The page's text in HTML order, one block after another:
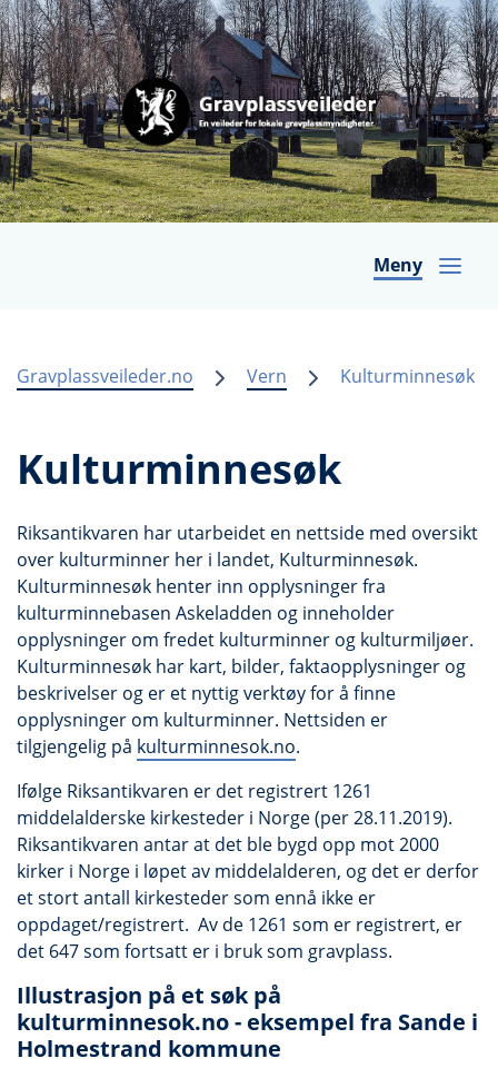
Meny
Gravplassveileder.no Vern Kulturminnesøk
Kulturminnesøk
Riksantikvaren har utarbeidet en nettside med oversikt
over kulturminner her i landet, Kulturminnesøk.
Kulturminnesøk henter inn opplysninger fra
kulturminnebasen Askeladden og inneholder
opplysninger om fredet kulturminner og kulturmiljøer.
Kulturminnesøk har kart, bilder, faktaopplysninger og
beskrivelser og er et nyttig verktøy for å finne
opplysninger om kulturminner. Nettsiden er
tilgjengelig på kulturminnesok.no.
Ifølge Riksantikvaren er det registrert 1261
middelalderske kirkesteder i Norge (per 28.11.2019).
Riksantikvaren antar at det ble bygd opp mot 2000
kirker i Norge i løpet av middelalderen, og det er derfor
et stort antall kirkesteder som ennå ikke er
oppdaget/registrert. Av de 1261 som er registrert, er
det 647 som fortsatt er i bruk som gravplass.
Illustrasjon på et søk på
kulturminnesok.no - eksempel fra Sande i
Holmestrand kommune